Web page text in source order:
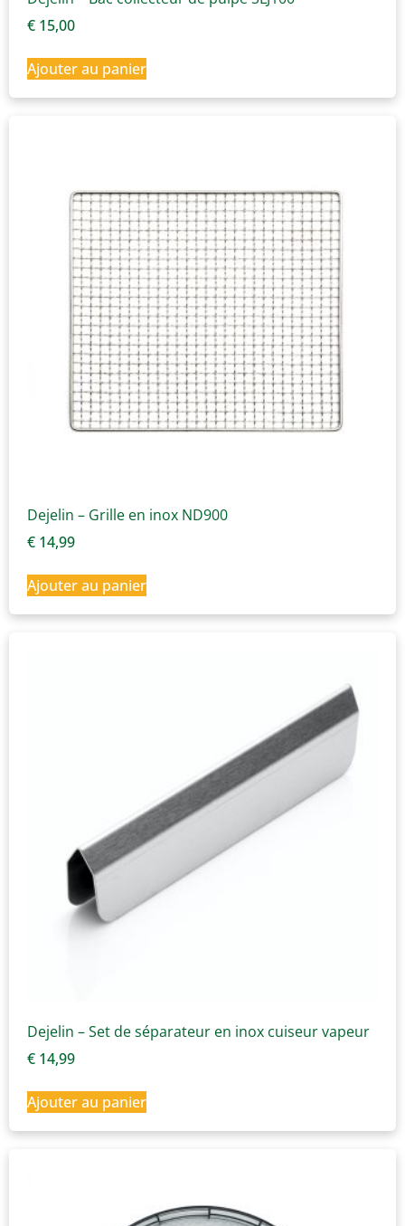
€ 15,00
Ajouter au panier
Dejelin – Grille en inox ND900
€ 14,99
Ajouter au panier
Dejelin – Set de séparateur en inox cuiseur vapeur
€ 14,99
Ajouter au panier